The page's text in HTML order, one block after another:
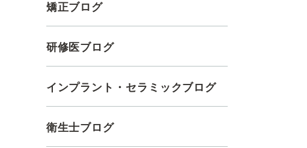
矯正ブログ
研修医ブログ
インプラント・セラミックブログ
衛生士ブログ